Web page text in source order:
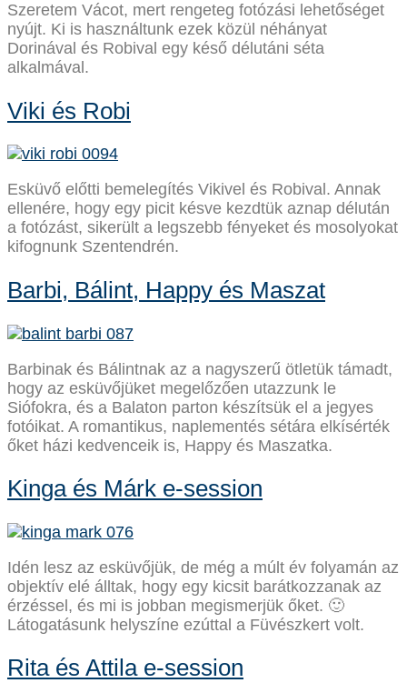
Szeretem Vácot, mert rengeteg fotózási lehetőséget
nyújt. Ki is használtunk ezek közül néhányat
Dorinával és Robival egy késő délutáni séta
alkalmával.
Viki és Robi
Esküvő előtti bemelegítés Vikivel és Robival. Annak
ellenére, hogy egy picit késve kezdtük aznap délután
a fotózást, sikerült a legszebb fényeket és mosolyokat
kifognunk Szentendrén.
Barbi, Bálint, Happy és Maszat
Barbinak és Bálintnak az a nagyszerű ötletük támadt,
hogy az esküvőjüket megelőzően utazzunk le
Siófokra, és a Balaton parton készítsük el a jegyes
fotóikat. A romantikus, naplementés sétára elkísérték
őket házi kedvenceik is, Happy és Maszatka.
Kinga és Márk e-session
Idén lesz az esküvőjük, de még a múlt év folyamán az
objektív elé álltak, hogy egy kicsit barátkozzanak az
érzéssel, és mi is jobban megismerjük őket. 🙂
Látogatásunk helyszíne ezúttal a Füvészkert volt.
Rita és Attila e-session